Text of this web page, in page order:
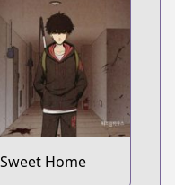
Sweet Home